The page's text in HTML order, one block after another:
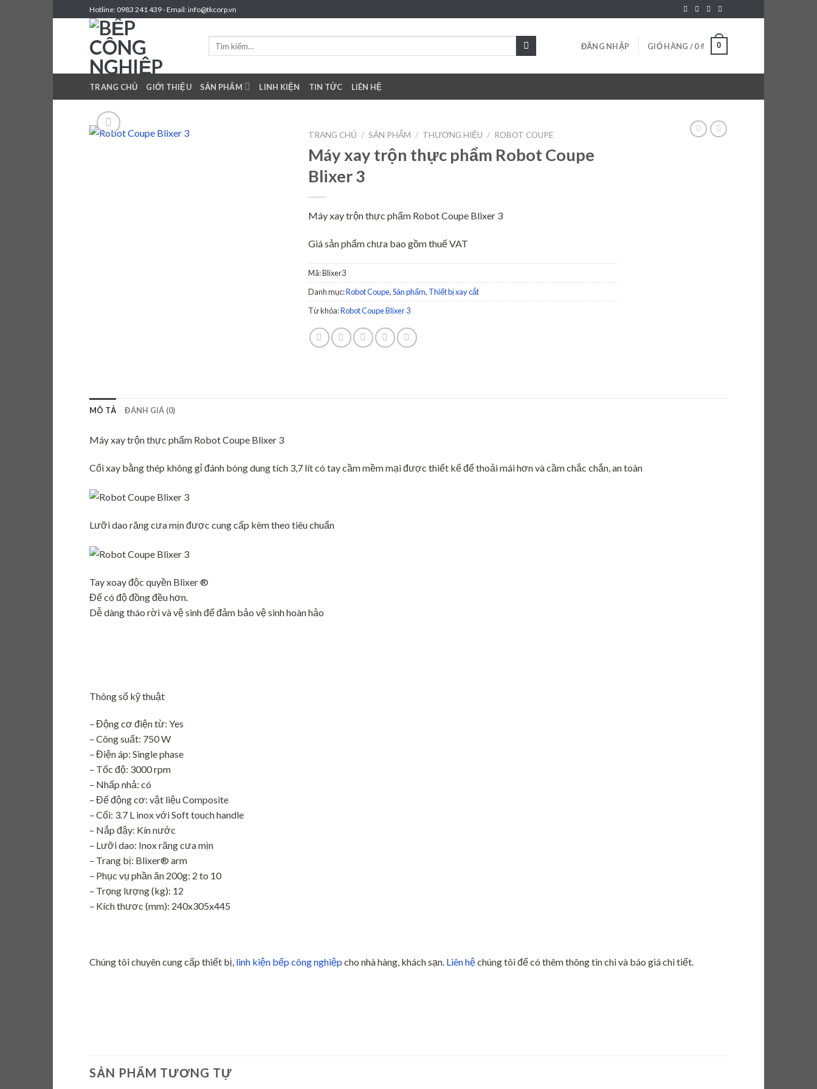
to
Hotline: 0983 241 439 - Email: info@tkcorp.vn
ĐĂNG NHẬP GIỎ HÀNG /0₫ 0
TRANG CHỦ GIỚI THIỆU SẢN PHẨM LINH KIỆN TIN TỨC LIÊN HỆ
TRANG CHỦ / SẢN PHẨM / THƯƠNG HIỆU / ROBOT COUPE
Máy xay trộn thực phẩm Robot Coupe
Blixer 3
Máy xay trộn thực phẩm Robot Coupe Blixer 3
Giá sản phẩm chưa bao gồm thuế VAT
Mã:Blixer3
Danh mục:Robot Coupe,Sản phẩm, Thiết bị xay cắt
Từ khóa:Robot Coupe Blixer 3
MÔ TẢ ĐÁNH GIÁ (0)
Máy xay trộn thực phẩm Robot Coupe Blixer 3
Cối xay bằng thép không gỉ đánh bóng dung tích 3,7 lít có tay cầm mềm mại được thiết kế để thoải mái hơn và cầm chắc chắn, an toàn
Lưỡi dao răng cưa mịn được cung cấp kèm theo tiêu chuẩn
Tay xoay độc quyền Blixer ®
Để có độ đồng đều hơn.
Dễ dàng tháo rời và vệ sinh để đảm bảo vệ sinh hoàn hảo
Thông số kỹ thuật
– Động cơ điện từ: Yes
– Công suất: 750 W
– Điện áp: Single phase
– Tốc độ: 3000 rpm
– Nhấp nhả: có
– Đế động cơ: vật liệu Composite
– Cối: 3.7 L inox với Soft touch handle
– Nắp đậy: Kín nước
– Lưỡi dao: Inox răng cưa mịn
– Trang bị: Blixer® arm
– Phục vụ phần ăn 200g: 2 to 10
– Trọng lượng (kg): 12
– Kích thươc (mm): 240x305x445
Chúng tôi chuyên cung cấp thiết bị, linh kiện bếp công nghiệp cho nhà hàng, khách sạn. Liên hệchúng tôi để có thêm thông tin chi và báo giá chi tiết.
SẢN PHẨM TƯƠNG TỰ